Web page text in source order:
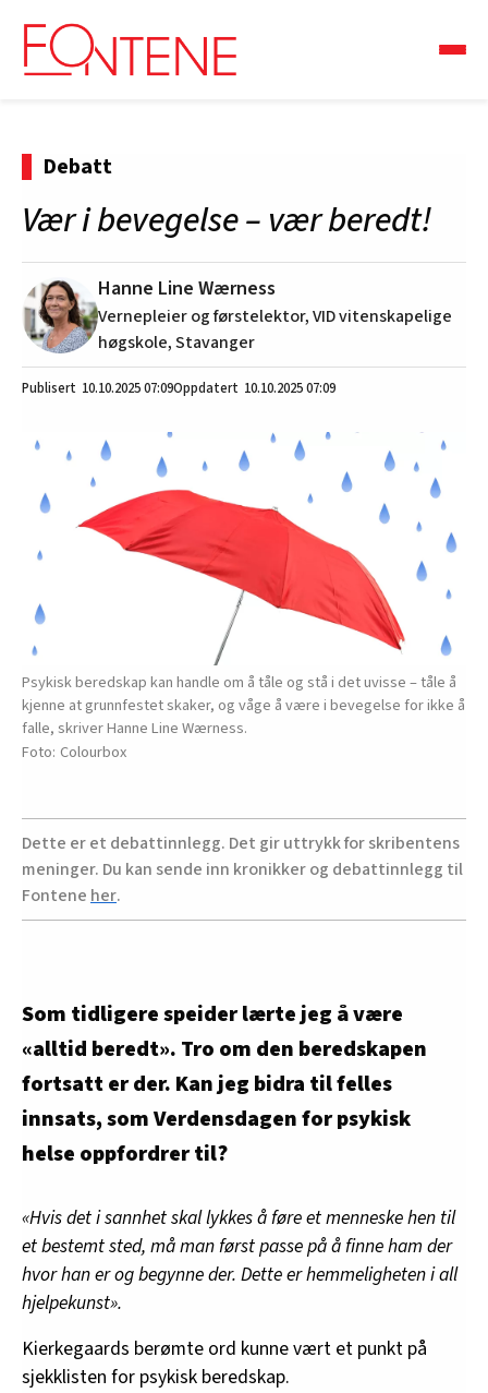
Debatt
Vær i bevegelse – vær beredt!
Hanne Line Wærness
Vernepleier og førstelektor, VID vitenskapelige
høgskole, Stavanger
10.10.202507:09 10.10.2025 07:09
Psykisk beredskap kan handle om å tåle og stå i det uvisse – tåle å
kjenne at grunnfestet skaker, og våge å være i bevegelse for ikke å
falle, skriver Hanne Line Wærness.
Colourbox
Dette er et debattinnlegg. Det gir uttrykk for skribentens
meninger. Du kan sende inn kronikker og debattinnlegg til
Fontene her.
Som tidligere speider lærte jeg å være
«alltid beredt». Tro om den beredskapen
fortsatt er der. Kan jeg bidra til felles
innsats, som Verdensdagen for psykisk
helse oppfordrer til?
«Hvis det i sannhet skal lykkes å føre et menneske hen til
et bestemt sted, må man først passe på å finne ham der
hvor han er og begynne der. Dette er hemmeligheten i all
hjelpekunst».
Kierkegaards berømte ord kunne vært et punkt på
sjekklisten for psykisk beredskap.